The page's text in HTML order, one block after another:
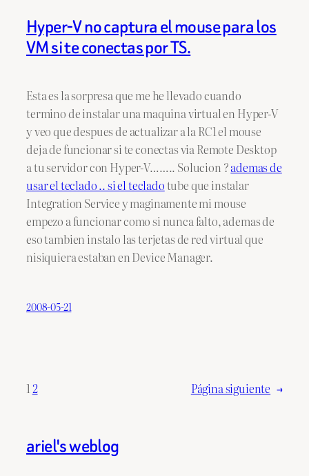
Hyper-V no captura el mouse para los
VM si te conectas por TS.
Esta es la sorpresa que me he llevado cuando
termino de instalar una maquina virtual en Hyper-V
y veo que despues de actualizar a la RC1 el mouse
deja de funcionar si te conectas via Remote Desktop
a tu servidor con Hyper-V…….. Solucion ?ademas de
usar el teclado .. si el teclado tube que instalar
Integration Service y maginamente mi mouse
empezo a funcionar como si nunca falto, ademas de
eso tambien instalo las terjetas de red virtual que
nisiquiera estaban en Device Manager.
2008-05-21
1 2 Página siguiente →
ariel's weblog